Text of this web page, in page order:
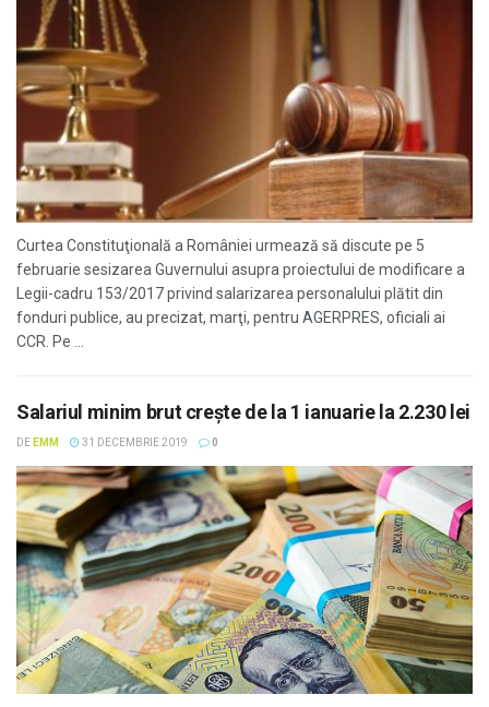
Curtea Constituţională a României urmează să discute pe 5
februarie sesizarea Guvernului asupra proiectului de modificare a
Legii-cadru 153/2017 privind salarizarea personalului plătit din
fonduri publice, au precizat, marţi, pentru AGERPRES, oficiali ai
CCR. Pe ...
Salariul minim brut creşte de la 1 ianuarie la 2.230 lei
DE EMM 31 DECEMBRIE 2019 0